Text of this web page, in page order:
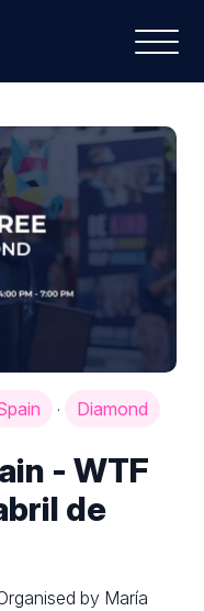
· Diamond
- WTF
de
by María